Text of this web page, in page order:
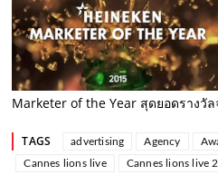
Marketer of the Year สุดยอดรางวั
TAGS advertising Agency
Cannes lions live
Cannes lions live